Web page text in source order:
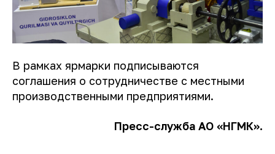
В рамках ярмарки подписываются
соглашения о сотрудничестве с местными
производственными предприятиями.
Пресс-служба АО «НГМК».